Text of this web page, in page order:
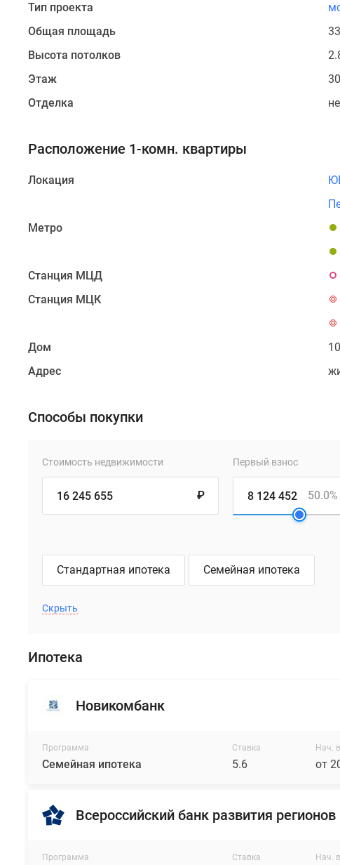
Тип проекта
Общая площадь
Высота потолков
Этаж
Отделка
Расположение 1-комн. квартиры
Локация
Метро
Станция МЦД
Станция МЦК
Дом
10
Адрес
Способы покупки
Стоимость недвижимости
₽
Первый взнос
50.0%
Стандартная ипотека Семейная ипотека
Скрыть
Ипотека
Новикомбанк
Программа
Семейная ипотека
Ставка
5.6
Нач.
от
Всероссийский банк развития регионов
Программа Ставка Нач.